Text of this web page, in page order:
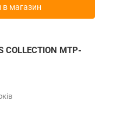
в магазин
COLLECTION MTP-